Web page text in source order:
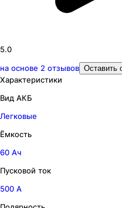
5.0
на основе 2 отзывов Оставить
Характеристики
Вид АКБ
Легковые
Ёмкость
60 Ач
Пусковой ток
500 А